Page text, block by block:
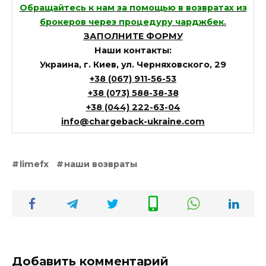
Обращайтесь к нам за помощью в возвратах из
брокеров через процедуру чарджбек.
ЗАПОЛНИТЕ ФОРМУ
Наши контакты:
Украина, г. Киев, ул. Черняховского, 29
+38 (067) 911-56-53
+38 (073) 588-38-38
+38 (044) 222-63-04
info@chargeback-ukraine.com
limefx наши возвраты
Добавить комментарий